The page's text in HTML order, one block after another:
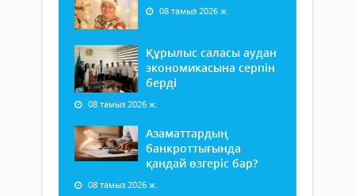
08 тамыз 2026 ж.
Құрылыс саласы аудан
экономикасына серпін
берді
08 тамыз 2026 ж.
Азаматтардың
банкроттығында
қандай өзгеріс бар?
08 тамыз 2026 ж.